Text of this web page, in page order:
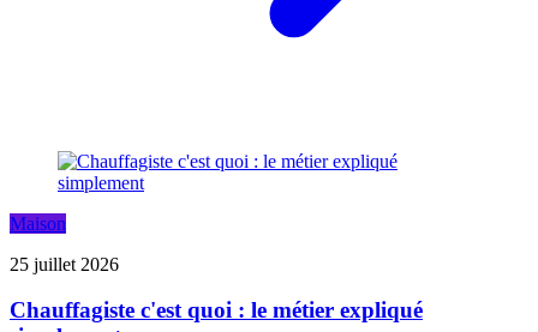
Maison
25 juillet 2026
Chauffagiste c'est quoi : le métier expliqué